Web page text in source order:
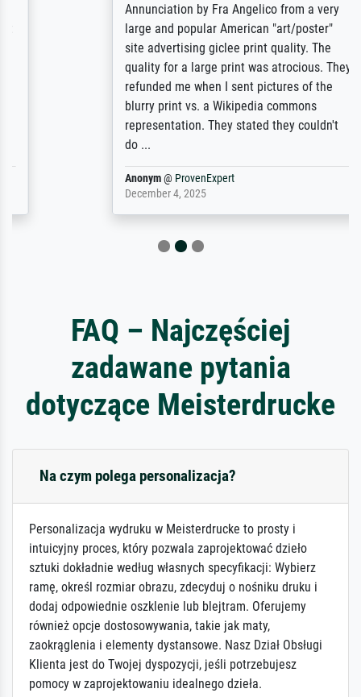
Annunciation by Fra Angelico from a very
large and popular American "art/poster"
site advertising giclee print quality. The
quality for a large print was atrocious. They
refunded me when I sent pictures of the
blurry print vs. a Wikipedia commons
representation. They stated they couldn't
ProvenExpert
December 4, 2025
FAQ – Najczęściej
zadawane pytania
dotyczące Meisterdrucke
Na czym polega personalizacja?
Personalizacja wydruku w Meisterdrucke to prosty i
intuicyjny proces, który pozwala zaprojektować dzieło
sztuki dokładnie według własnych specyfikacji: Wybierz
ramę, określ rozmiar obrazu, zdecyduj o nośniku druku i
dodaj odpowiednie oszklenie lub blejtram. Oferujemy
również opcje dostosowywania, takie jak maty,
zaokrąglenia i elementy dystansowe. Nasz Dział Obsługi
Klienta jest do Twojej dyspozycji, jeśli potrzebujesz
pomocy w zaprojektowaniu idealnego dzieła.